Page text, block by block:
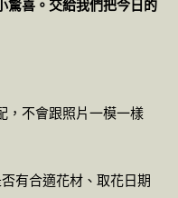
驚喜。交給我們把今日的
，不會跟照片一模一樣
有合適花材、取花日期